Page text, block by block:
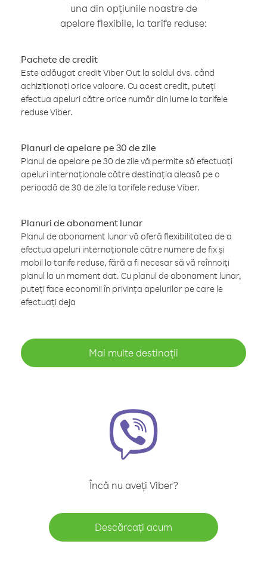
una din opțiunile noastre de
apelare flexibile, la tarife reduse:
Pachete de credit
Este adăugat credit Viber Out la soldul dvs. când
achiziționați orice valoare. Cu acest credit, puteți
efectua apeluri către orice număr din lume la tarifele
reduse Viber.
Planuri de apelare pe 30 de zile
Planul de apelare pe 30 de zile vă permite să efectuați
apeluri internaționale către destinația aleasă pe o
perioadă de 30 de zile la tarifele reduse Viber.
Planuri de abonament lunar
Planul de abonament lunar vă oferă flexibilitatea de a
efectua apeluri internaționale către numere de fix și
mobil la tarife reduse, fără a fi necesar să vă reînnoiți
planul la un moment dat. Cu planul de abonament lunar,
puteți face economii în privința apelurilor pe care le
efectuați deja
Mai multe destinații
Încă nu aveți Viber?
Descărcați acum